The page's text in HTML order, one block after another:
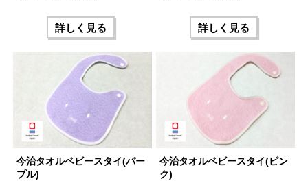
詳しく見る 詳しく見る
今治タオルベビースタイ(パー
プル)
今治タオルベビースタイ(ピン
ク)